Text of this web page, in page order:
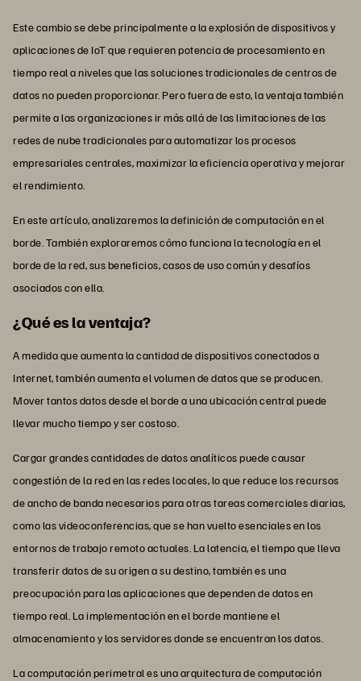
Este cambio se debe principalmente a la explosión de dispositivos y
aplicaciones de IoT que requieren potencia de procesamiento en
tiempo real a niveles que las soluciones tradicionales de centros de
datos no pueden proporcionar. Pero fuera de esto, la ventaja también
permite a las organizaciones ir más allá de las limitaciones de las
redes de nube tradicionales para automatizar los procesos
empresariales centrales, maximizar la eficiencia operativa y mejorar
el rendimiento.
En este artículo, analizaremos la definición de computación en el
borde. También exploraremos cómo funciona la tecnología en el
borde de la red, sus beneficios, casos de uso común y desafíos
asociados con ella.
¿Qué es la ventaja?
A medida que aumenta la cantidad de dispositivos conectados a
Internet, también aumenta el volumen de datos que se producen.
Mover tantos datos desde el borde a una ubicación central puede
llevar mucho tiempo y ser costoso.
Cargar grandes cantidades de datos analíticos puede causar
congestión de la red en las redes locales, lo que reduce los recursos
de ancho de banda necesarios para otras tareas comerciales diarias,
como las videoconferencias, que se han vuelto esenciales en los
entornos de trabajo remoto actuales. La latencia, el tiempo que lleva
transferir datos de su origen a su destino, también es una
preocupación para las aplicaciones que dependen de datos en
tiempo real. La implementación en el borde mantiene el
almacenamiento y los servidores donde se encuentran los datos.
La computación perimetral es una arquitectura de computación